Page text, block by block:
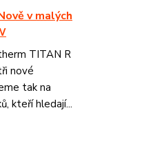
v malých
TITAN R
nové
tak na
kteří hledají...